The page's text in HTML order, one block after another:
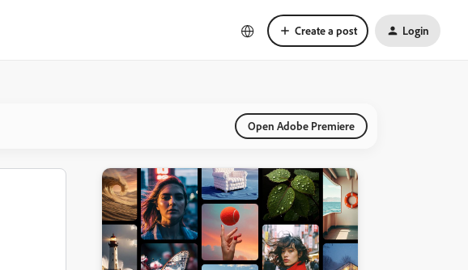
Create a post Login
Open Adobe Premiere